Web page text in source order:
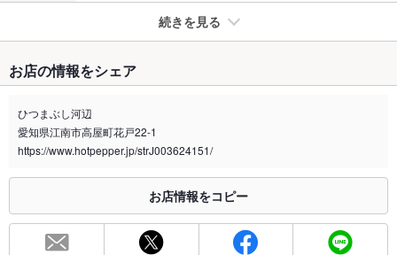
続きを見る
禁煙・喫煙 全席禁煙
喫煙専用室 なし
※2020年4月1日～受動喫煙対策に関する法律が施行されています。正しい情報はお店へお問い
総席数 72席
お店の情報をシェア
ひつまぶし河辺
愛知県江南市高屋町花戸22-1
https://www.hotpepper.jp/strJ003624151/
お店情報をコピー